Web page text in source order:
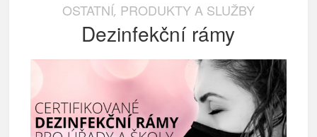
OSTATNÍ, PRODUKTY A SLUŽBY
Dezinfekční rámy